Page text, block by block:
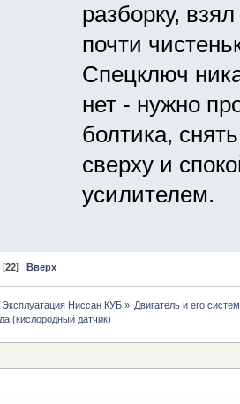
разборку,
почти
Спецключ
нет - нужно
болтика,
сверху и
усилителем.
[22] Вверх
Эксплуатация Ниссан КУБ» Двигатель и его
(кислородный датчик)